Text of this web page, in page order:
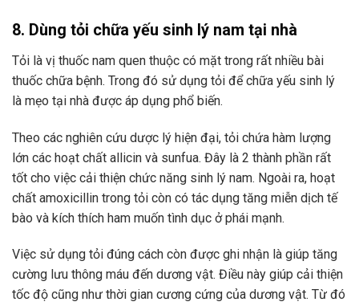
8. Dùng tỏi chữa yếu sinh lý nam tại nhà
Tỏi là vị thuốc nam quen thuộc có mặt trong rất nhiều bài
thuốc chữa bệnh. Trong đó sử dụng tỏi để chữa yếu sinh lý
là mẹo tại nhà được áp dụng phổ biến.
Theo các nghiên cứu dược lý hiện đại, tỏi chứa hàm lượng
lớn các hoạt chất allicin và sunfua. Đây là 2 thành phần rất
tốt cho việc cải thiện chức năng sinh lý nam. Ngoài ra, hoạt
chất amoxicillin trong tỏi còn có tác dụng tăng miễn dịch tế
bào và kích thích ham muốn tình dục ở phái mạnh.
Việc sử dụng tỏi đúng cách còn được ghi nhận là giúp tăng
cường lưu thông máu đến dương vật. Điều này giúp cải thiện
tốc độ cũng như thời gian cương cứng của dương vật. Từ đó